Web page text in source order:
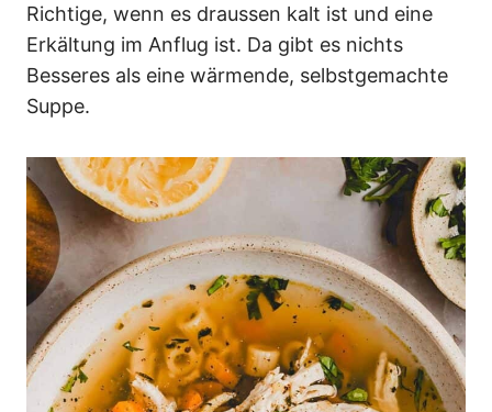
Richtige, wenn es draussen kalt ist und eine
Erkältung im Anflug ist. Da gibt es nichts
Besseres als eine wärmende, selbstgemachte
Suppe.